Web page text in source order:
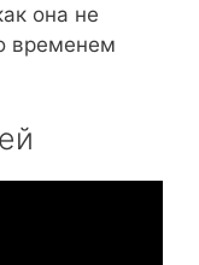
она не
временем